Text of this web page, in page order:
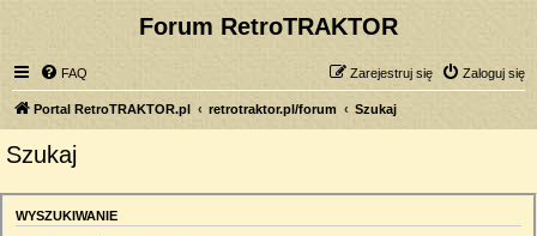
Forum RetroTRAKTOR
FAQ Zaloguj się
Zarejestruj się
Portal RetroTRAKTOR.pl retrotraktor.pl/forum Szukaj
Szukaj
WYSZUKIWANIE